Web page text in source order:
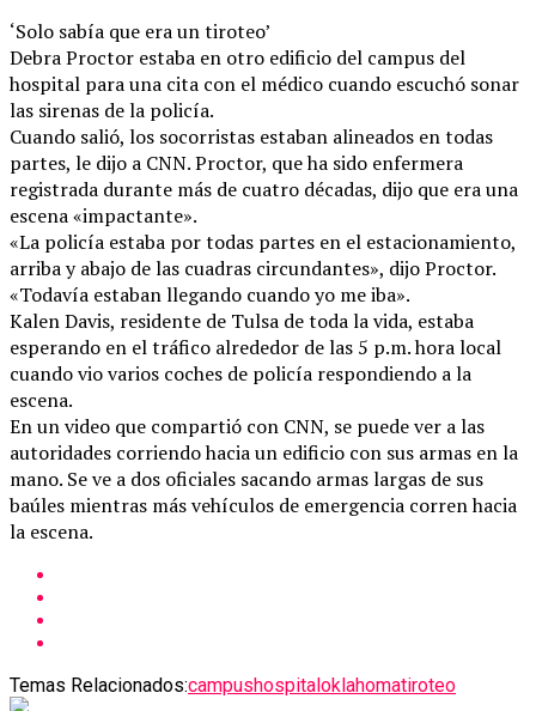
‘Solo sabía que era un tiroteo’
Debra Proctor estaba en otro edificio del campus del
hospital para una cita con el médico cuando escuchó sonar
las sirenas de la policía.
Cuando salió, los socorristas estaban alineados en todas
partes, le dijo a CNN. Proctor, que ha sido enfermera
registrada durante más de cuatro décadas, dijo que era una
escena «impactante».
«La policía estaba por todas partes en el estacionamiento,
arriba y abajo de las cuadras circundantes», dijo Proctor.
«Todavía estaban llegando cuando yo me iba».
Kalen Davis, residente de Tulsa de toda la vida, estaba
esperando en el tráfico alrededor de las 5 p.m. hora local
cuando vio varios coches de policía respondiendo a la
escena.
En un video que compartió con CNN, se puede ver a las
autoridades corriendo hacia un edificio con sus armas en la
mano. Se ve a dos oficiales sacando armas largas de sus
baúles mientras más vehículos de emergencia corren hacia
la escena.
Temas Relacionados:campushospitaloklahomatiroteo